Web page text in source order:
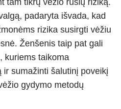
padaryta išvada, kad
rizika susirgti vėžiu
Ženšenis taip pat gali
kuriems taikoma
sumažinti šalutinį poveikį
gydymo metodų